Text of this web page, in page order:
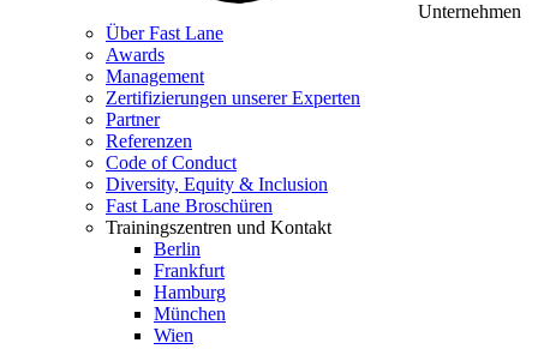
Unternehmen
Über Fast Lane
Awards
Management
Zertifizierungen unserer Experten
Partner
Referenzen
Code of Conduct
Diversity, Equity & Inclusion
Fast Lane Broschüren
Trainingszentren und Kontakt
Berlin
Frankfurt
Hamburg
München
Wien